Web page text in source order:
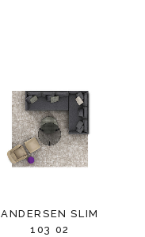
ANDERSEN SLIM
103 02